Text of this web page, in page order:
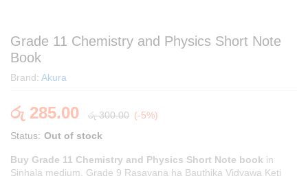
Grade 11 Chemistry and Physics Short Note
Book
Brand: Akura
රු 285.00 රු300.00 (-5%)
Status: Out of stock
Buy Grade 11 Chemistry and Physics Short Note book in
Sinhala medium. Grade 9 Rasayana ha Bauthika Vidyawa Keti